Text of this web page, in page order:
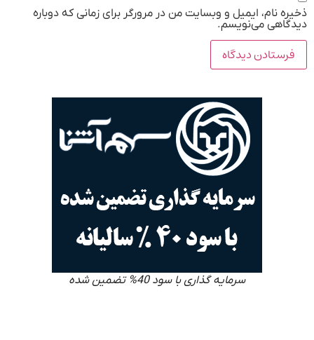
ذخیره نام، ایمیل و وبسایت من در مرورگر برای زمانی که دوباره
دیدگاهی می‌نویسم.
سرمایه گذاری با سود 40% تضمین شده